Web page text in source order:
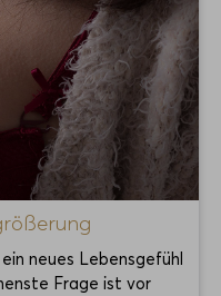
neues Lebensgefühl
Frage ist vor